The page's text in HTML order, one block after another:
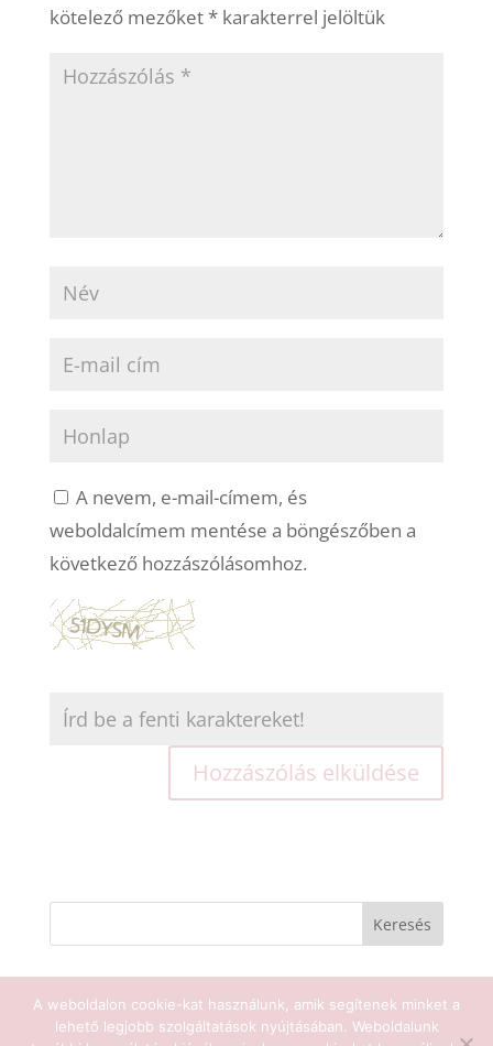
kötelező mezőket*karakterrel jelöltük
A nevem, e-mail-címem, és
weboldalcímem mentése a böngészőben a
következő hozzászólásomhoz.
A weboldalon cookie-kat használunk, amik segítenek minket a
lehető legjobb szolgáltatások nyújtásában. Weboldalunk